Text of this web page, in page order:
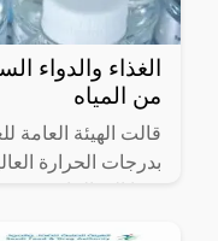
الغذاء والدواء
من المياه
قالت الهيئة العامة
بدرجات الحرارة